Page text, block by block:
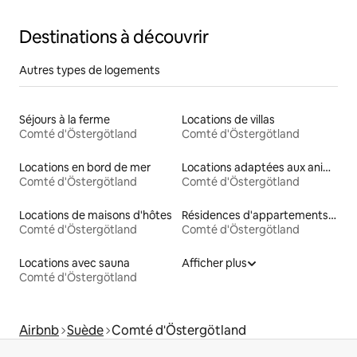
Destinations à découvrir
Autres types de logements
Séjours à la ferme
Comté d'Östergötland
Locations de villas
Comté d'Östergötland
Locations en bord de mer
Comté d'Östergötland
Locations adaptées aux animaux
Comté d'Östergötland
Locations de maisons d'hôtes
Comté d'Östergötland
Résidences d'appartements en location
Comté d'Östergötland
Locations avec sauna
Comté d'Östergötland
Afficher plus
Airbnb Suède Comté d'Östergötland